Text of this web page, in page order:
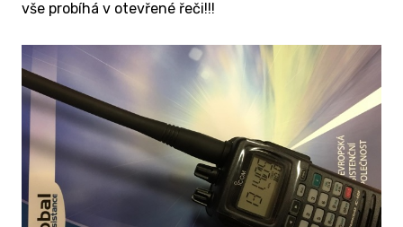
vše probíhá v otevřené řeči!!!